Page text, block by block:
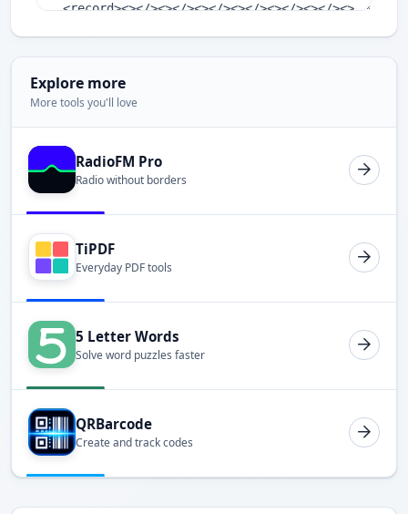
Explore more
More tools you'll love
RadioFM Pro
Radio without borders
TiPDF
Everyday PDF tools
5 Letter Words
Solve word puzzles faster
QRBarcode
Create and track codes